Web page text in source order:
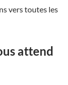
vers toutes les
attend